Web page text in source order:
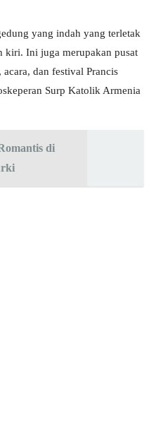
yang indah yang terletak
kiri. Ini juga merupakan pusat
dan festival Prancis
Surp Katolik Armenia
di